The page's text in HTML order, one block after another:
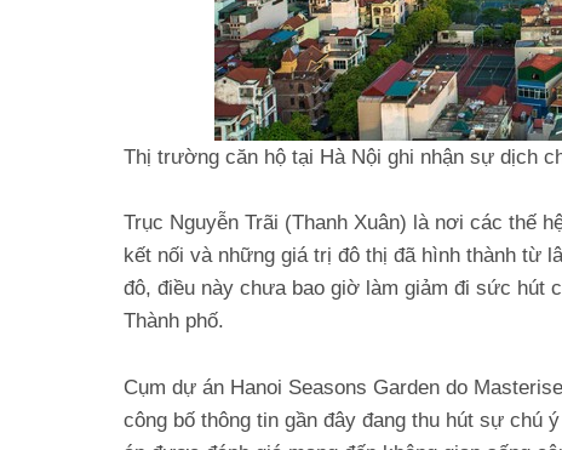
Thị trường căn hộ tại Hà Nội ghi nhận sự dịch
Trục Nguyễn Trãi (Thanh Xuân) là nơi các thế
kết nối và những giá trị đô thị đã hình thành từ
đô, điều này chưa bao giờ làm giảm đi sức hút
Thành phố.
Cụm dự án Hanoi Seasons Garden do
công bố thông tin gần đây đang thu hút sự